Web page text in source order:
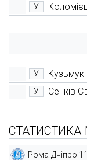
У
У Кузьмук
У Сенків
СТАТИСТИКА
Рома-Дніпро